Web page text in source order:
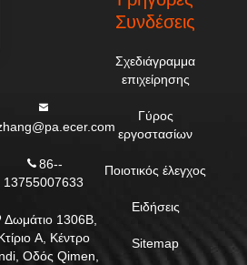
86--
13755007633
Δωμάτιο 1306B,
A, Κέντρο
Οδός Qimen,
Συνδέσεις
Σχεδιάγραμμα
επιχείρησης
Γύρος
εργοστασίων
Ποιοτικός έλεγχος
Ειδήσεις
Sitemap